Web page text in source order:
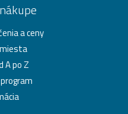
a ceny
A po Z